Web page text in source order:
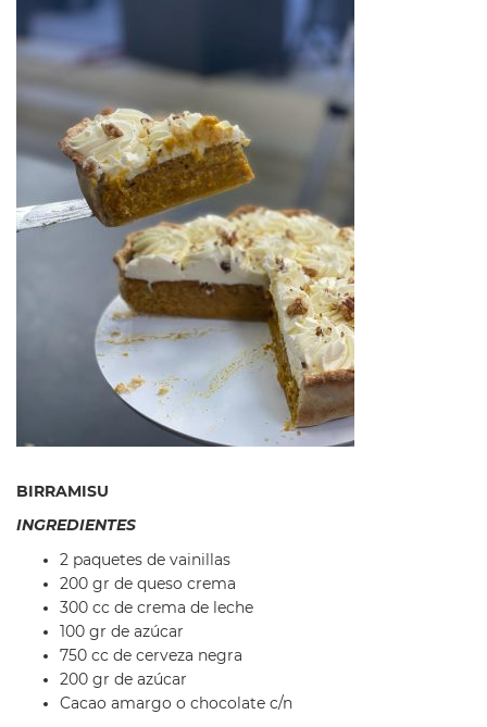
BIRRAMISU
INGREDIENTES
2 paquetes de vainillas
200 gr de queso crema
300 cc de crema de leche
100 gr de azúcar
750 cc de cerveza negra
200 gr de azúcar
Cacao amargo o chocolate c/n